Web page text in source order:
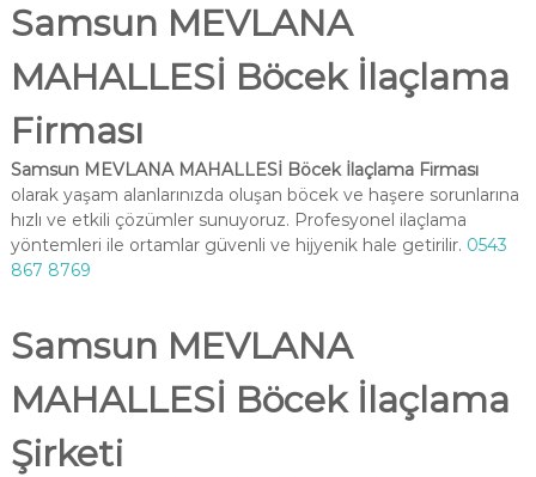
Samsun MEVLANA
MAHALLESİ Böcek İlaçlama
Firması
Samsun MEVLANA MAHALLESİ Böcek İlaçlama Firması
olarak yaşam alanlarınızda oluşan böcek ve haşere sorunlarına
hızlı ve etkili çözümler sunuyoruz. Profesyonel ilaçlama
yöntemleri ile ortamlar güvenli ve hijyenik hale getirilir. 0543
867 8769
Samsun MEVLANA
MAHALLESİ Böcek İlaçlama
Şirketi